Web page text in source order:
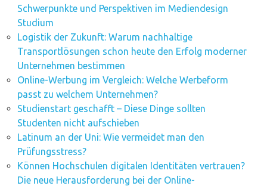
Schwerpunkte und Perspektiven im Mediendesign
Studium
Logistik der Zukunft: Warum nachhaltige
Transportlösungen schon heute den Erfolg moderner
Unternehmen bestimmen
Online-Werbung im Vergleich: Welche Werbeform
passt zu welchem Unternehmen?
Studienstart geschafft – Diese Dinge sollten
Studenten nicht aufschieben
Latinum an der Uni: Wie vermeidet man den
Prüfungsstress?
Können Hochschulen digitalen Identitäten vertrauen?
Die neue Herausforderung bei der Online-